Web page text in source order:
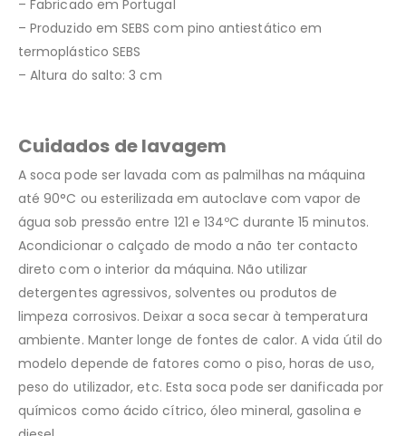
– Fabricado em Portugal
– Produzido em SEBS com pino antiestático em
termoplástico SEBS
– Altura do salto: 3 cm
Cuidados de lavagem
A soca pode ser lavada com as palmilhas na máquina
até 90°C ou esterilizada em autoclave com vapor de
água sob pressão entre 121 e 134ºC durante 15 minutos.
Acondicionar o calçado de modo a não ter contacto
direto com o interior da máquina. Não utilizar
detergentes agressivos, solventes ou produtos de
limpeza corrosivos. Deixar a soca secar à temperatura
ambiente. Manter longe de fontes de calor. A vida útil do
modelo depende de fatores como o piso, horas de uso,
peso do utilizador, etc. Esta soca pode ser danificada por
químicos como ácido cítrico, óleo mineral, gasolina e